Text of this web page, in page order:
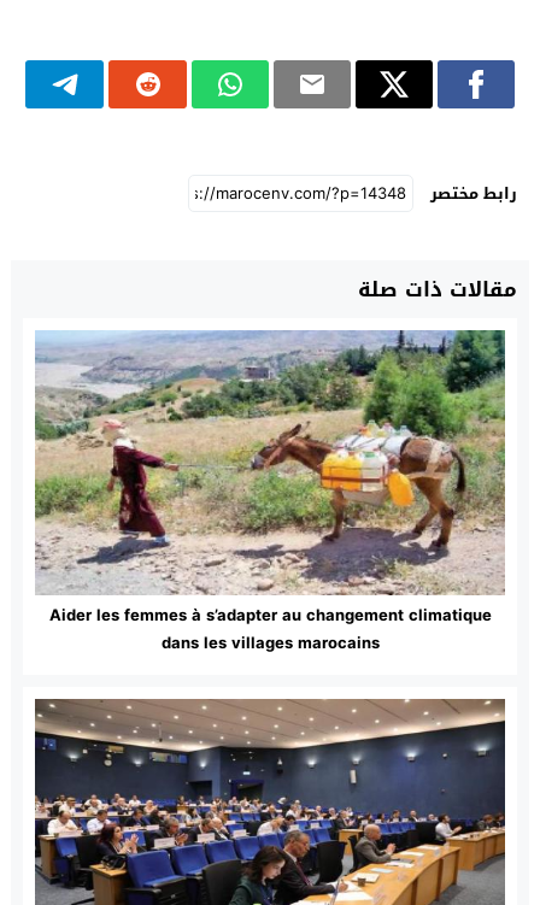
رابط مختصر
مقالات ذات صلة
Aider les femmes à s’adapter au changement climatique
dans les villages marocains